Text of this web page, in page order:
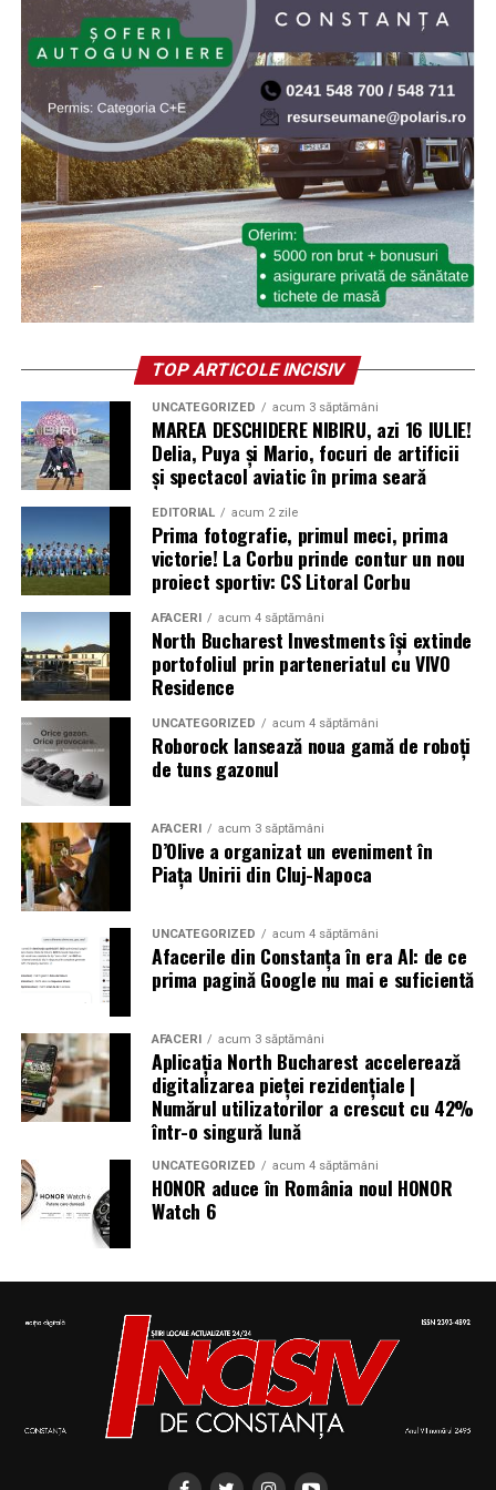
TOP ARTICOLE INCISIV
UNCATEGORIZED acum 3 săptămâni
MAREA DESCHIDERE NIBIRU, azi 16 IULIE!
Delia, Puya și Mario, focuri de artificii
și spectacol aviatic în prima seară
EDITORIAL acum 2 zile
Prima fotografie, primul meci, prima
victorie! La Corbu prinde contur un nou
proiect sportiv: CS Litoral Corbu
AFACERI acum 4 săptămâni
North Bucharest Investments își extinde
portofoliul prin parteneriatul cu VIVO
Residence
UNCATEGORIZED acum 4 săptămâni
Roborock lansează noua gamă de roboți
de tuns gazonul
AFACERI acum 3 săptămâni
D’Olive a organizat un eveniment în
Piața Unirii din Cluj-Napoca
UNCATEGORIZED acum 4 săptămâni
Afacerile din Constanța în era AI: de ce
prima pagină Google nu mai e suficientă
AFACERI acum 3 săptămâni
Aplicația North Bucharest accelerează
digitalizarea pieței rezidențiale |
Numărul utilizatorilor a crescut cu 42%
într-o singură lună
UNCATEGORIZED acum 4 săptămâni
HONOR aduce în România noul HONOR
Watch 6